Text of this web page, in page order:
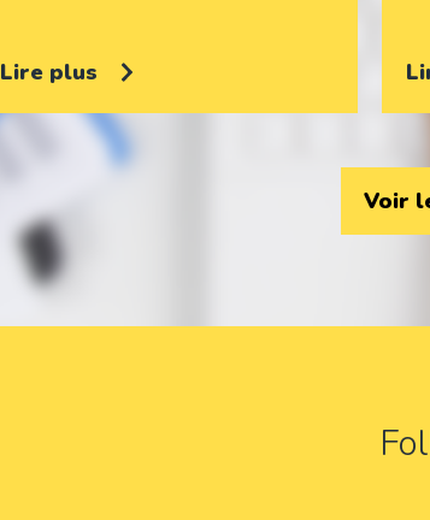
Lire plus
Voir